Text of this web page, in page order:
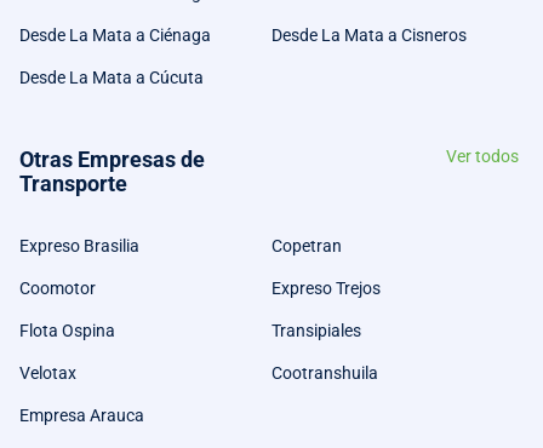
Desde La Mata a Ciénaga Desde La Mata a Cisneros
Desde La Mata a Cúcuta
Otras Empresas de
Transporte
Ver todos
Expreso Brasilia Copetran
Coomotor Expreso Trejos
Flota Ospina Transipiales
Velotax Cootranshuila
Empresa Arauca